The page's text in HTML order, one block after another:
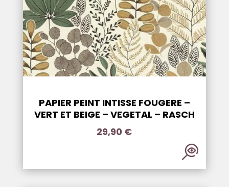
PAPIER PEINT INTISSE FOUGERE –
VERT ET BEIGE – VEGETAL – RASCH
29,90 €